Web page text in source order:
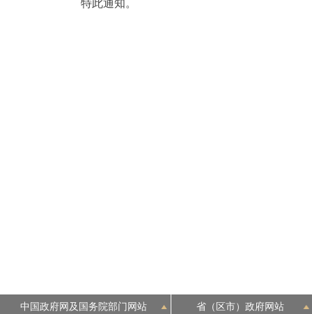
特此通知。
中国政府网及国务院部门网站 省（区市）政府网站